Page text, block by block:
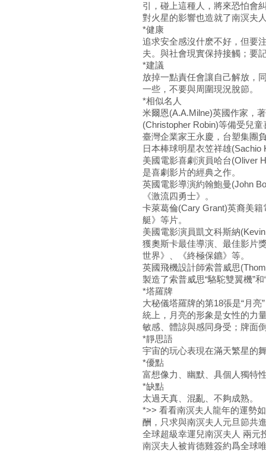
引，碰上這種人，將來恐怕會
對火星的影響也造就了南溟夫
*健康
追求安全感沒什麽不好，但要
夫。與社會現實保持接觸；要
*建議
放掉一點責任會讓自己解放，
一些，不要與周圍現況脫節。
*相似名人
米爾恩(A.A.Milne)英國作家，
(Christopher Robin)等備受兒
臺灣企業家王永慶，台塑集團
日本棒球明星衣笠祥雄(Sachio
美國電影喜劇演員哈台(Oliver
是喜劇影片的經典之作。
英國電影導演約翰鮑曼(John
《激流四勇士》。
卡萊葛倫(Cary Grant)英裔美
艇》等片。
美國電影演員凱文科斯納
獲奧斯卡最佳導演、最佳影片
世界》、《終極保鑣》等。
英國飛機設計師索普威思
製造了索普威思“駱駝雙翼機”
*塔羅牌
大秘儀塔羅牌的第18張是“月
統上，月亮的形象是女性的力
敏感、體諒與感同身受；牌面
*靜思語
宇宙的玩心表現在滿天繁星的
*優點
富想像力、幽默、具個人獨特
*缺點
太過天真、混亂、不夠成熟。
*>> 看看南溟夫人龍年的運勢
酬，只求與南溟夫人元旦節共
全球超級幸運兒南溟夫人 兩元
南溟夫人被肯德雞簽約爲全球